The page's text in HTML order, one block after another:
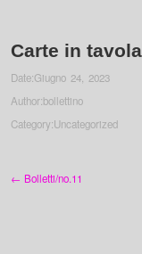
Carte in
Date:Giugno 24, 2023
Author:bollettino
Category:Uncategorized
← Bolletti/no.11